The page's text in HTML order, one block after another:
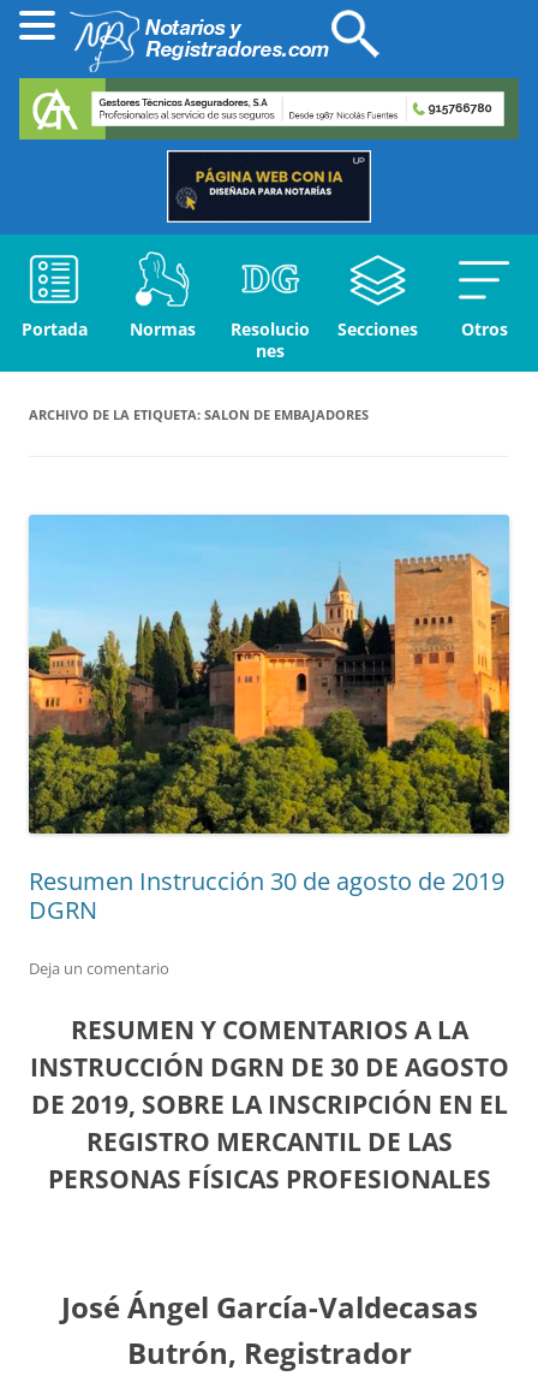
Portada Normas
Resolucio
nes
Secciones Otros
ARCHIVO DE LA ETIQUETA: SALON DE EMBAJADORES
Resumen Instrucción 30 de agosto de 2019
DGRN
Deja un comentario
RESUMEN Y COMENTARIOS A LA
INSTRUCCIÓN DGRN DE 30 DE AGOSTO
DE 2019, SOBRE LA INSCRIPCIÓN EN EL
REGISTRO MERCANTIL DE LAS
PERSONAS FÍSICAS PROFESIONALES
José Ángel García-Valdecasas
Butrón, Registrador